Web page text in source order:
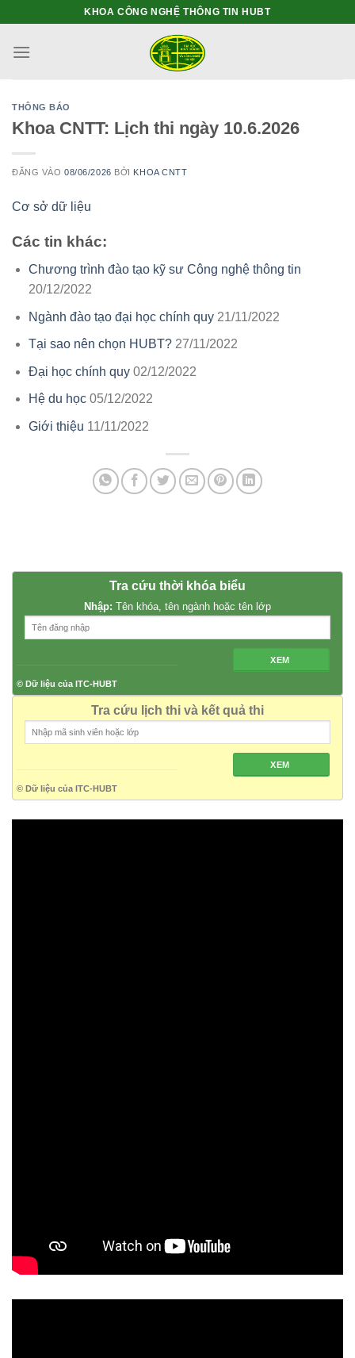
nội
KHOA CÔNG NGHỆ THÔNG TIN HUBT
THÔNG BÁO
Khoa CNTT: Lịch thi ngày 10.6.2026
ĐĂNG VÀO08/06/2026 BỞI KHOA CNTT
Cơ sở dữ liệu
Các tin khác:
Chương trình đào tạo kỹ sư Công nghệ thông tin
20/12/2022
Ngành đào tạo đại học chính quy21/11/2022
Tại sao nên chọn HUBT?27/11/2022
Đại học chính quy02/12/2022
Hệ du học05/12/2022
Giới thiệu 11/11/2022
Tra cứu thời khóa biểu
Nhập: Tên khóa, tên ngành hoặc tên lớp
XEM
© Dữ liệu của ITC-HUBT
Tra cứu lịch thi và kết quả thi
XEM
© Dữ liệu của ITC-HUBT